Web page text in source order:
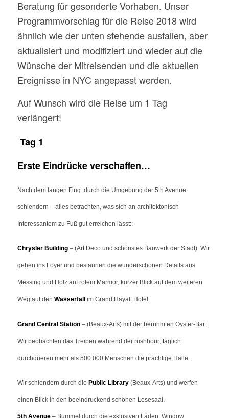
Beratung für gesonderte Vorhaben. Unser
Programmvorschlag für die Reise 2018 wird
ähnlich wie der unten stehende ausfallen, aber
aktualisiert und modifiziert und wieder auf die
Wünsche der Mitreisenden und die aktuellen
Ereignisse in NYC angepasst werden.
Auf Wunsch wird die Reise um 1 Tag
verlängert!
Tag 1
Erste Eindrücke verschaffen…
Nach dem langen Flug: durch die Umgebung der 5th Avenue
schlendern – alles betrachten, was sich an architektonisch
Interessantem zu Fuß guterreichen lässt::
Chrysler Building – (Art Deco und schönstes Bauwerk der Stadt). Wir
gehen ins Foyer und bestaunen die wunderschönen Details aus
Messing und Holz auf rotem Marmor, kurzer Blick auf dem weiteren
Weg auf den Wasserfall im Grand Hayatt Hotel.
Grand Central Station – (Beaux-Arts)mit der berühmten Oyster-Bar.
Wir beobachten das Treiben während der rushhour; täglich
durchqueren mehr als 500.000 Menschen die prächtige Halle.
Wir schlendern durch die Public Library (Beaux-Arts) und werfen
einen Blick in den beeindruckend schönen Lesesaal.
5th Avenue – Bummel durch die exklusiven Läden, Window